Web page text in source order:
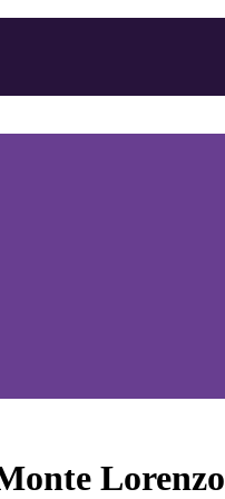
Lorenzo